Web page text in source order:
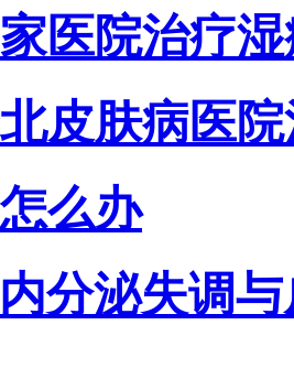
医院治疗
皮肤病医
么办
分泌失调